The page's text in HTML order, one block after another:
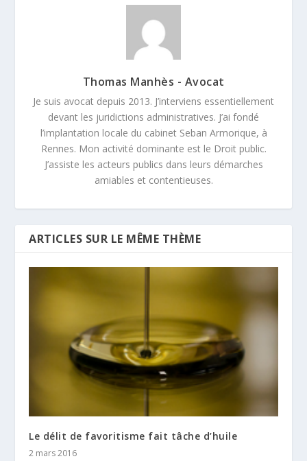
Thomas Manhès - Avocat
Je suis avocat depuis 2013. J’interviens essentiellement
devant les juridictions administratives. J’ai fondé
l’implantation locale du cabinet Seban Armorique, à
Rennes. Mon activité dominante est le Droit public.
J’assiste les acteurs publics dans leurs démarches
amiables et contentieuses.
ARTICLES SUR LE MÊME THÈME
Le délit de favoritisme fait tâche d’huile
2 mars 2016